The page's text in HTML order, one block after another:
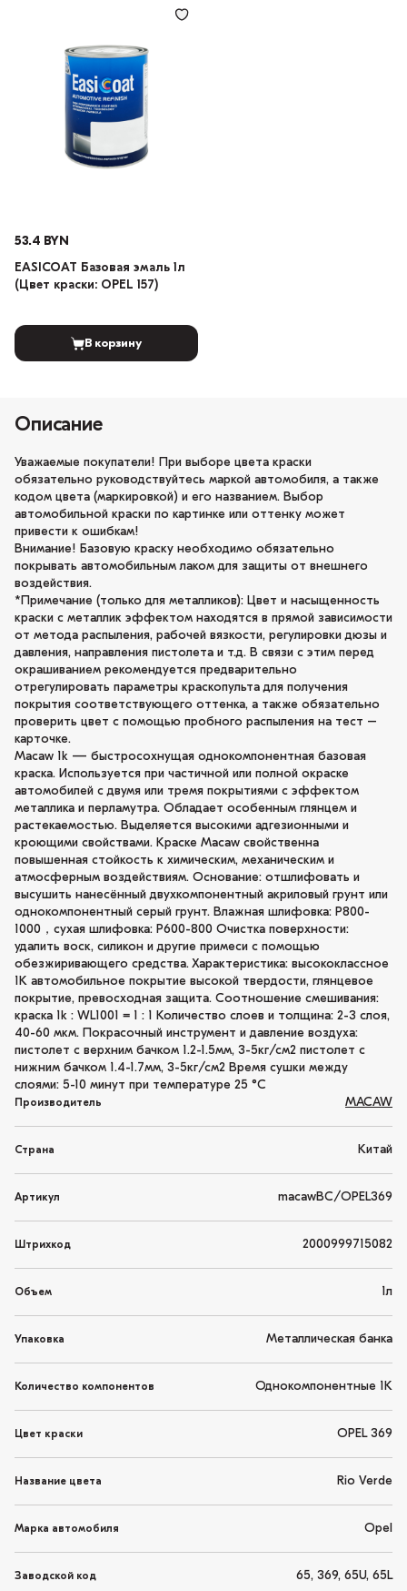
53.4 BYN
EASICOAT Базовая эмаль 1л
(Цвет краски: OPEL 157)
В корзину
Описание
Уважаемые покупатели! При выборе цвета краски
обязательно руководствуйтесь маркой автомобиля, а также
кодом цвета (маркировкой) и его названием. Выбор
автомобильной краски по картинке или оттенку может
привести к ошибкам!
Внимание! Базовую краску необходимо обязательно
покрывать автомобильным лаком для защиты от внешнего
воздействия.
*Примечание (только для металликов): Цвет и насыщенность
краски с металлик эффектом находятся в прямой зависимости
от метода распыления, рабочей вязкости, регулировки дюзы и
давления, направления пистолета и т.д. В связи с этим перед
окрашиванием рекомендуется предварительно
отрегулировать параметры краскопульта для получения
покрытия соответствующего оттенка, а также обязательно
проверить цвет с помощью пробного распыления на тест –
карточке.
Macaw 1k — быстросохнущая однокомпонентная базовая
краска. Используется при частичной или полной окраске
автомобилей с двумя или тремя покрытиями с эффектом
металлика и перламутра. Обладает особенным глянцем и
растекаемостью. Выделяется высокими адгезионными и
кроющими свойствами. Краске Macaw свойственна
повышенная стойкость к химическим, механическим и
атмосферным воздействиям. Основание: отшлифовать и
высушить нанесённый двухкомпонентный акриловый грунт или
однокомпонентный серый грунт. Влажная шлифовка: P800-
1000，сухая шлифовка: P600-800 Очистка поверхности:
удалить воск, силикон и другие примеси с помощью
обезжиривающего средства. Характеристика: высококлассное
1K автомобильное покрытие высокой твердости, глянцевое
покрытие, превосходная защита. Соотношение смешивания:
краска 1k : WL1001 = 1 : 1 Количество слоев и толщина: 2-3 слоя,
40-60 мкм. Покрасочный инструмент и давление воздуха:
пистолет с верхним бачком 1.2-1.5мм, 3-5кг/см2 пистолет с
нижним бачком 1.4-1.7мм, 3-5кг/см2 Время сушки между
слоями: 5-10 минут при температуре 25 °C
Производитель MACAW
Страна Китай
Артикул macawBC/OPEL369
Штрихкод 2000999715082
Объем 1л
Упаковка Металлическая банка
Количество компонентов Однокомпонентные 1K
Цвет краски OPEL 369
Название цвета Rio Verde
Марка автомобиля Opel
Заводской код 65, 369, 65U, 65L